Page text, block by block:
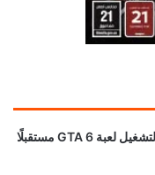
هل تخطط Take-Two لتشغيل لعبة GTA 6 مستقبلًا